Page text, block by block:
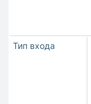
Тип входа